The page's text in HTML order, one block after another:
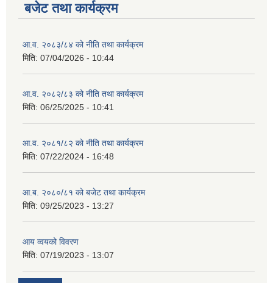
बजेट तथा कार्यक्रम
आ.व. २०८३/८४ को नीति तथा कार्यक्रम
मिति: 07/04/2026 - 10:44
आ.व. २०८२/८३ को नीति तथा कार्यक्रम
मिति: 06/25/2025 - 10:41
आ.व. २०८१/८२ को नीति तथा कार्यक्रम
मिति: 07/22/2024 - 16:48
आ.ब. २०८०/८१ को बजेट तथा कार्यक्रम
मिति: 09/25/2023 - 13:27
आय व्वयको विवरण
मिति: 07/19/2023 - 13:07